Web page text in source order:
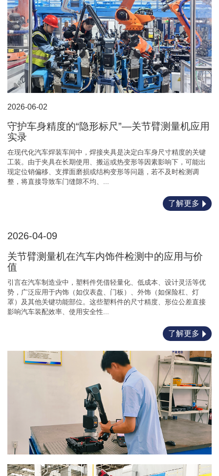
2026-06-02
守护车身精度的“隐形标尺”—关节臂测量机应用
实录
在现代化汽车焊装车间中，焊接夹具是决定白车身尺寸精度的关键
工装。由于夹具在长期使用、搬运或热变形等因素影响下，可能出
现定位销偏移、支撑面磨损或结构变形等问题，若不及时检测调
整，将直接导致车门缝隙不均、...
了解更多
2026-04-09
关节臂测量机在汽车内饰件检测中的应用与价
值
引言在汽车制造业中，塑料件凭借轻量化、低成本、设计灵活等优
势，广泛应用于内饰（如仪表盘、门板）、外饰（如保险杠、灯
罩）及其他关键功能部位。这些塑料件的尺寸精度、形位公差直接
影响汽车装配效率、使用安全性...
了解更多